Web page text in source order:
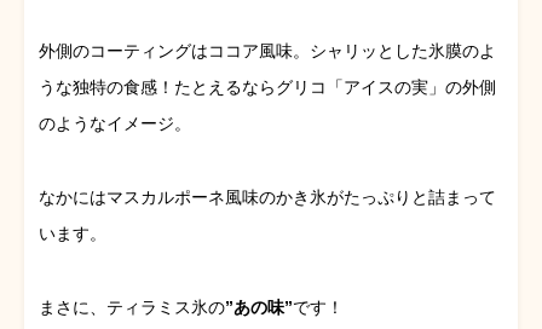
外側のコーティングはココア風味。シャリッとした氷膜のよ
うな独特の食感！たとえるならグリコ「アイスの実」の外側
のようなイメージ。
なかにはマスカルポーネ風味のかき氷がたっぷりと詰まって
います。
まさに、ティラミス氷の”あの味”です！